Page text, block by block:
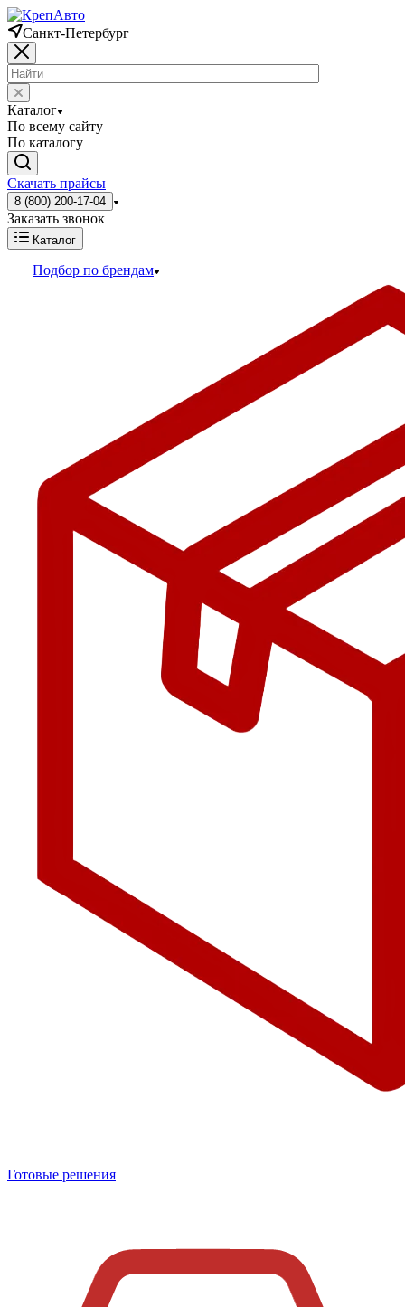
Санкт-Петербург
Каталог
По всему сайту
По каталогу
Скачать прайсы
8 (800) 200-17-04
Заказать звонок
Каталог
Подбор по брендам
Готовые решения